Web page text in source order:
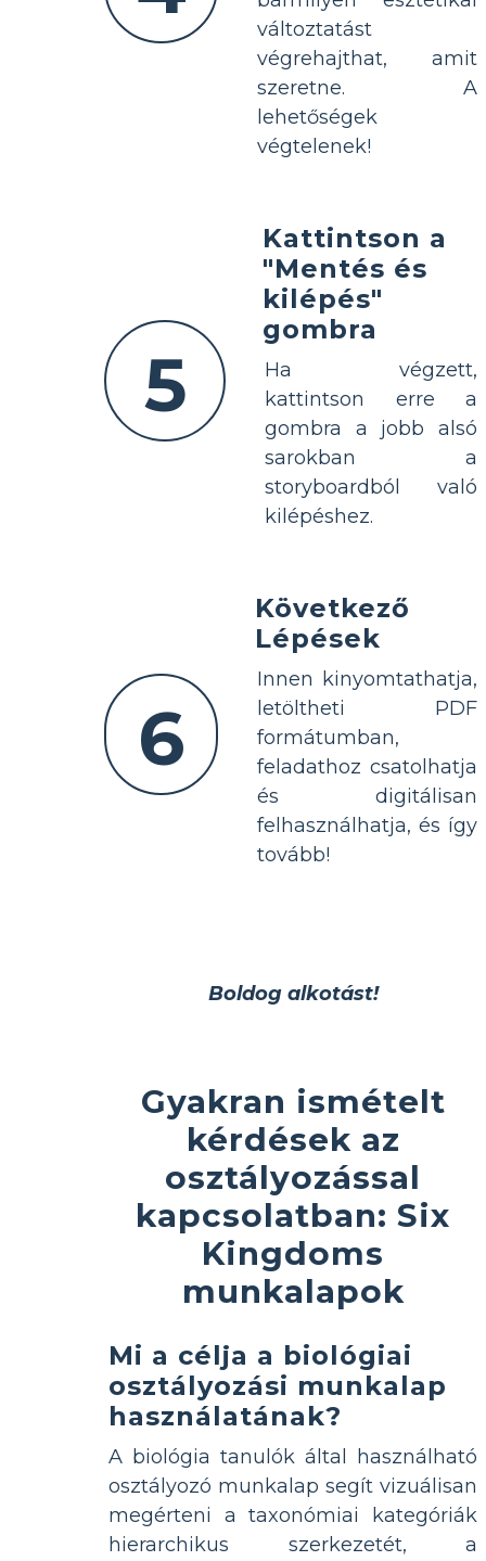
változtatást
végrehajthat, amit
szeretne. A
lehetőségek
végtelenek!
5
Kattintson a
"Mentés és
kilépés"
gombra
Ha végzett,
kattintson erre a
gombra a jobb alsó
sarokban a
storyboardból való
kilépéshez.
6
Következő
Lépések
Innen kinyomtathatja,
letöltheti PDF
formátumban,
feladathoz csatolhatja
és digitálisan
felhasználhatja, és így
tovább!
Boldog alkotást!
Gyakran ismételt
kérdések az
osztályozással
kapcsolatban: Six
Kingdoms
munkalapok
Mi a célja a biológiai
osztályozási munkalap
használatának?
A biológia tanulók által használható
osztályozó munkalap segít vizuálisan
megérteni a taxonómiai kategóriák
hierarchikus szerkezetét, a